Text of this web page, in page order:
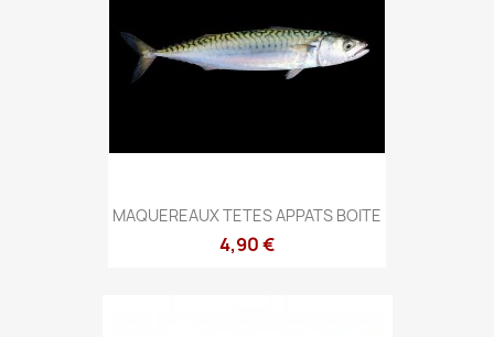
MAQUEREAUX TETES APPATS BOITE
4,90 €